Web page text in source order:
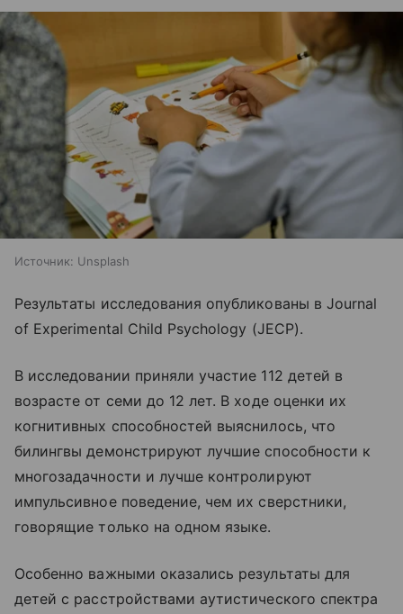
Источник: Unsplash
Результаты исследования опубликованы в Journal
of Experimental Child Psychology (JЕСР).
В исследовании приняли участие 112 детей в
возрасте от семи до 12 лет. В ходе оценки их
когнитивных способностей выяснилось, что
билингвы демонстрируют лучшие способности к
многозадачности и лучше контролируют
импульсивное поведение, чем их сверстники,
говорящие только на одном языке.
Особенно важными оказались результаты для
детей с расстройствами аутистического спектра